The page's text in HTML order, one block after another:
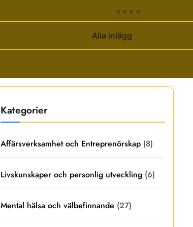
< < < <
Alla inlägg
Kategorier
Affärsverksamhet och Entreprenörskap (8)
Livskunskaper och personlig utveckling (6)
Mental hälsa och välbefinnande (27)